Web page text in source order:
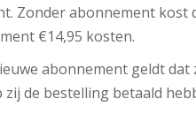
Zonder abonnement kost
€14,95 kosten.
abonnement geldt dat
de bestelling betaald